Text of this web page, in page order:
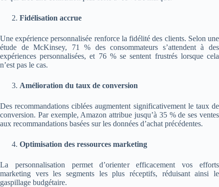
Fidélisation accrue
Une expérience personnalisée renforce la fidélité des clients. Selon une
étude de McKinsey, 71 % des consommateurs s’attendent à des
expériences personnalisées, et 76 % se sentent frustrés lorsque cela
n’est pas le cas.
Amélioration du taux de conversion
Des recommandations ciblées augmentent significativement le taux de
conversion. Par exemple, Amazon attribue jusqu’à 35 % de ses ventes
aux recommandations basées sur les données d’achat précédentes.
Optimisation des ressources marketing
La personnalisation permet d’orienter efficacement vos efforts
marketing vers les segments les plus réceptifs, réduisant ainsi le
gaspillage budgétaire.